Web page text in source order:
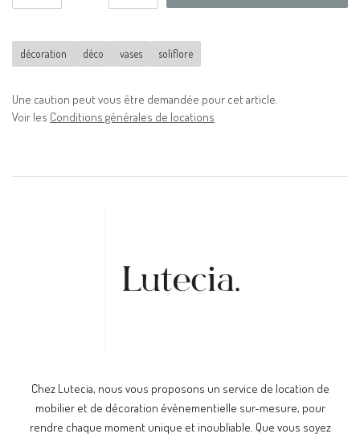
décoration déco vases soliflore
Une caution peut vous être demandée pour cet article.
Voir les Conditions générales de locations
Chez Lutecia, nous vous proposons un service de location de
mobilier et de décoration évènementielle sur-mesure, pour
rendre chaque moment unique et inoubliable. Que vous soyez